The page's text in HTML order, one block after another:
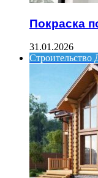
Покраска
31.01.2026
Строительство